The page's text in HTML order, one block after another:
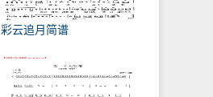
彩云追月简谱